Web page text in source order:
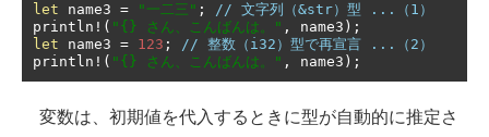
let name3 = "一二三" ;
// 文字列（&str）型 ...（1）
println !( "{} さん、こんばんは。" , name3 );
let name3 = 123 ;
// 整数（i32）型で再宣言 ...（2）
println !( "{} さん、こんばんは。" , name3 );
変数は、初期値を代入するときに型が自動的に推定さ